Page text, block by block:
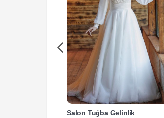
Salon Tuğba Gelinlik